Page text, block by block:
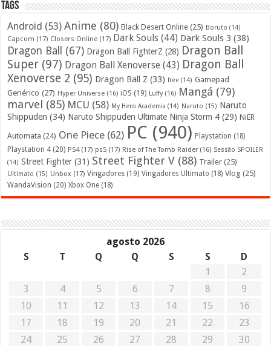
Tags
Android (53) Anime (80) Black Desert Online (25) Boruto (14)
Capcom (17) Closers Online (17) Dark Souls (44) Dark Souls 3 (38)
Dragon Ball (67) Dragon Ball FighterZ (28) Dragon Ball
Super (97) Dragon Ball Xenoverse (43) Dragon Ball
Xenoverse 2 (95) Dragon Ball Z (33) free (14) Gamepad
Genérico (27) Hyper Universe (16) iOS (19) Luffy(16) Mangá (79)
marvel (85) MCU (58) My Hero Academia (14) Naruto (15) Naruto
Shippuden (34) Naruto Shippuden Ultimate Ninja Storm 4 (29) NiER
Automata (24) One Piece (62) PC (940) Playstation (18)
Playstation 4 (20) PS4(17) ps5 (17) Rise of The Tomb Raider (16) Sessão SPOILER
(14) Street Fighter (31) Street Fighter V (88) Trailer (25)
Ultimato (15) Unbox (17) Vingadores (19) Vingadores Ultimato (18) Vlog (25)
WandaVision (20) Xbox One (18)
agosto 2026
S
T Q Q S S
D
1
2
3
4 5 6 7 8
9
10
11 12 13 14 15
16
17
18 19 20 21 22
23
24
25 26 27 28 29
30